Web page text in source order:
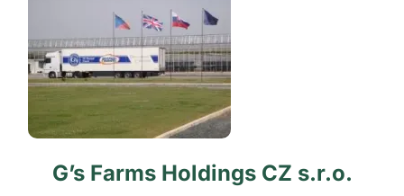
G’s Farms Holdings CZ s.r.o.